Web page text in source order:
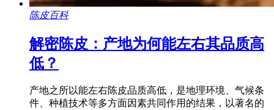
陈皮百科
解密陈皮：产地为何能左右其品质高
低？
产地之所以能左右陈皮品质高低，是地理环境、气候条
件、种植技术等多方面因素共同作用的结果，以著名的